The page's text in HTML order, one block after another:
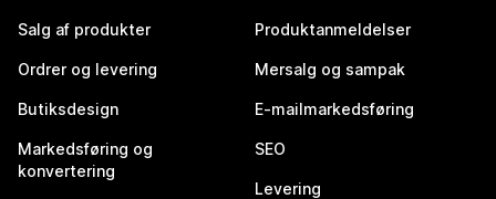
Salg af produkter
Ordrer og levering
Butiksdesign
Markedsføring og
konvertering
Produktanmeldelser
Mersalg og sampak
E-mailmarkedsføring
SEO
Levering